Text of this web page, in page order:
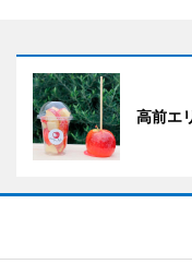
高前エ